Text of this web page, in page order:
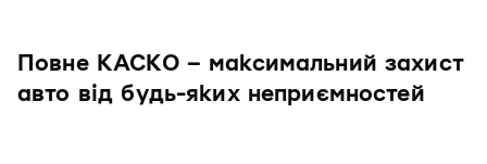
Повне КАСКО – максимальний захист
авто від будь-яких неприємностей